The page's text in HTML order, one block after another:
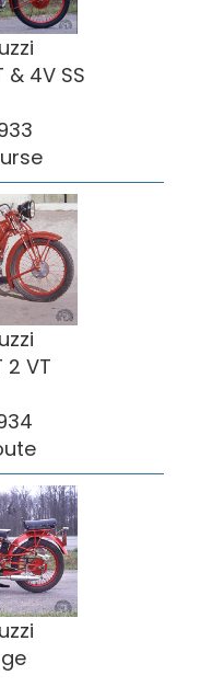
& 4V SS
2 VT